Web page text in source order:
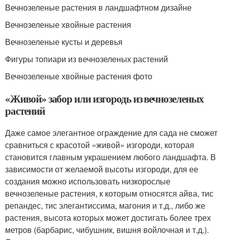
Вечнозеленые растения в ландшафтном дизайне
Вечнозеленые хвойные растения
Вечнозеленые кусты и деревья
Фигуры топиари из вечнозеленых растений
Вечнозеленые хвойные растения фото
«Живой» забор или изгородь из вечнозеленых
растений
Даже самое элегантное ограждение для сада не сможет
сравниться с красотой «живой» изгороди, которая
становится главным украшением любого ландшафта. В
зависимости от желаемой высоты изгороди, для ее
создания можно использовать низкорослые
вечнозеленые растения, к которым относятся айва, тис
репандес, тис элегантиссима, магония и т.д., либо же
растения, высота которых может достигать более трех
метров (барбарис, чибушник, вишня войлочная и т.д.).